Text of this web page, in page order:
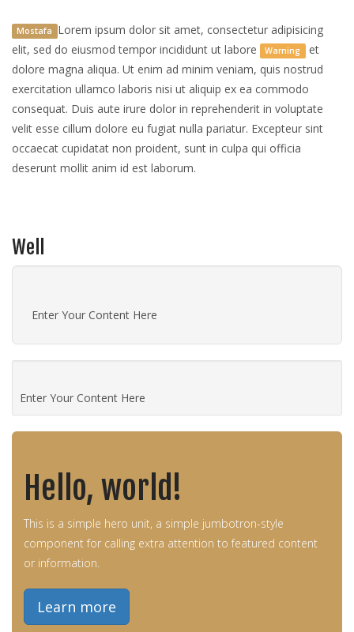
Mostafa Lorem ipsum dolor sit amet, consectetur adipisicing
elit, sed do eiusmod tempor incididunt ut labore
Warning et
dolore magna aliqua. Ut enim ad minim veniam, quis nostrud
exercitation ullamco laboris nisi ut aliquip ex ea commodo
consequat. Duis aute irure dolor in reprehenderit in voluptate
velit esse cillum dolore eu fugiat nulla pariatur. Excepteur sint
occaecat cupidatat non proident, sunt in culpa qui officia
deserunt mollit anim id est laborum.
Well
Enter Your Content Here
Enter Your Content Here
Hello, world!
This is a simple hero unit, a simple jumbotron-style
component for calling extra attention to featured content
or information.
Learn more